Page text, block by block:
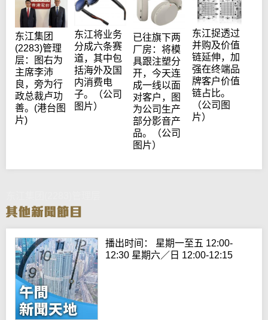
东江集团
(2283)管理
层：图右为
主席李沛
良，旁为行
政总裁卢功
善。(港台图
片)
东江将业务
分成六条赛
道，其中包
括海外及国
内消费电
子。（公司
图片）
已往旗下两
厂房：将模
具跟注塑分
开，今天连
成一线以面
对客户，图
为公司生产
部分影音产
品。（公司
图片）
东江捉透过
并购及价值
链延伸，加
强在终端品
牌客户价值
链占比。
（公司图
片）
播出时间： 星期一至五 12:00-
12:30 星期六／日 12:00-12:15